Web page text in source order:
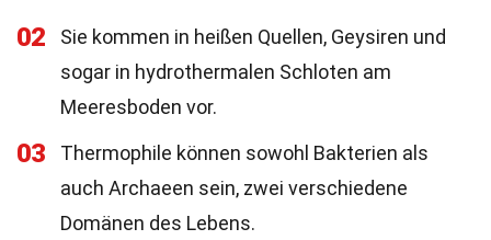
02
Sie kommen in heißen Quellen, Geysiren und
sogar in hydrothermalen Schloten am
Meeresboden vor.
03
Thermophile können sowohl Bakterien als
auch Archaeen sein, zwei verschiedene
Domänen des Lebens.